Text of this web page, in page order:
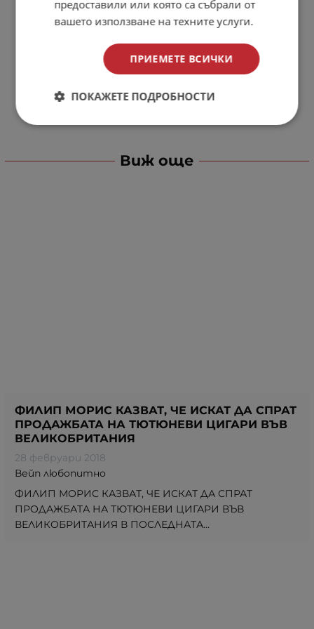
Виж още
ФИЛИП МОРИС КАЗВАТ, ЧЕ ИСКАТ ДА СПРАТ
ПРОДАЖБАТА НА ТЮТЮНЕВИ ЦИГАРИ ВЪВ
ВЕЛИКОБРИТАНИЯ
28 февруари 2018
Вейп любопитно
ФИЛИП МОРИС КАЗВАТ, ЧЕ ИСКАТ ДА СПРАТ
ПРОДАЖБАТА НА ТЮТЮНЕВИ ЦИГАРИ ВЪВ
ВЕЛИКОБРИТАНИЯ В ПОСЛЕДНАТА...
предоставили или която са събрали от
вашето използване на техните услуги.
ПРИЕМЕТЕ ВСИЧКИ
ПОКАЖЕТЕ ПОДРОБНОСТИ